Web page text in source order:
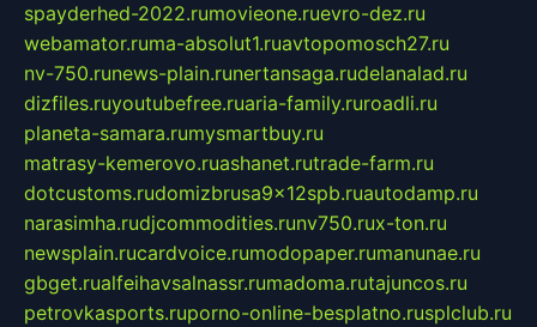
spayderhed-2022.rumovieone.ruevro-dez.ru
webamator.ruma-absolut1.ruavtopomosch27.ru
nv-750.runews-plain.runertansaga.rudelanalad.ru
dizfiles.ruyoutubefree.ruaria-family.ruroadli.ru
planeta-samara.rumysmartbuy.ru
matrasy-kemerovo.ruashanet.rutrade-farm.ru
dotcustoms.rudomizbrusa9x12spb.ruautodamp.ru
narasimha.rudjcommodities.runv750.rux-ton.ru
newsplain.rucardvoice.rumodopaper.rumanunae.ru
gbget.rualfeihavsalnassr.rumadoma.rutajuncos.ru
petrovkasports.ruporno-online-besplatno.rusplclub.ru